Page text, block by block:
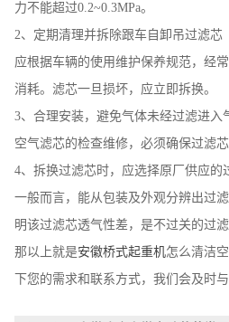
力不能超过0.2~0.3MPa。
2、定期清理并拆除跟车自卸吊过滤芯
应根据车辆的使用维护保养规范，经
消耗。滤芯一旦损坏，应立即拆换。
3、合理安装，避免气体未经过滤进入
空气滤芯的检查维修，必须确保过滤
4、拆换过滤芯时，应选择原厂供应的
一般而言，能从包装及外观分辨出过
明该过滤芯透气性差，是不过关的过滤
那以上就是安徽桥式起重机怎么清洁
下您的需求和联系方式，我们会及时与